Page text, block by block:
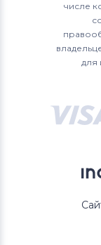
числе
для